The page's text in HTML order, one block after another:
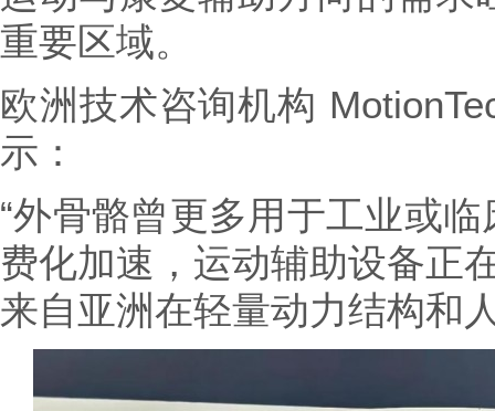
重要区域。
欧洲技术咨询机构
示：
“外骨骼曾更多用于工业或
费化加速，运动辅助设备正
来自亚洲在轻量动力结构和